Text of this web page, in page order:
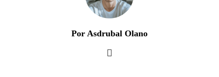
Por Asdrubal Olano